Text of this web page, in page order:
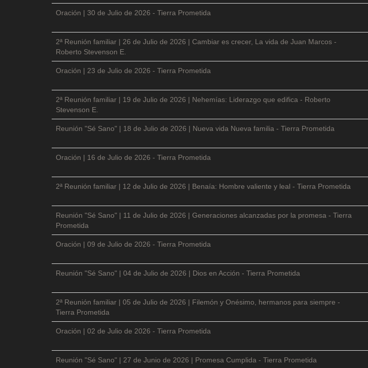
Oración | 30 de Julio de 2026 - Tierra Prometida
2ª Reunión familiar | 26 de Julio de 2026 | Cambiar es crecer, La vida de Juan Marcos -
Roberto Stevenson E.
Oración | 23 de Julio de 2026 - Tierra Prometida
2ª Reunión familiar | 19 de Julio de 2026 | Nehemías: Liderazgo que edifica - Roberto
Stevenson E.
Reunión "Sé Sano" | 18 de Julio de 2026 | Nueva vida Nueva familia - Tierra Prometida
Oración | 16 de Julio de 2026 - Tierra Prometida
2ª Reunión familiar | 12 de Julio de 2026 | Benaía: Hombre valiente y leal - Tierra Prometida
Reunión "Sé Sano" | 11 de Julio de 2026 | Generaciones alcanzadas por la promesa - Tierra
Prometida
Oración | 09 de Julio de 2026 - Tierra Prometida
Reunión "Sé Sano" | 04 de Julio de 2026 | Dios en Acción - Tierra Prometida
2ª Reunión familiar | 05 de Julio de 2026 | Filemón y Onésimo, hermanos para siempre -
Tierra Prometida
Oración | 02 de Julio de 2026 - Tierra Prometida
Reunión "Sé Sano" | 27 de Junio de 2026 | Promesa Cumplida - Tierra Prometida